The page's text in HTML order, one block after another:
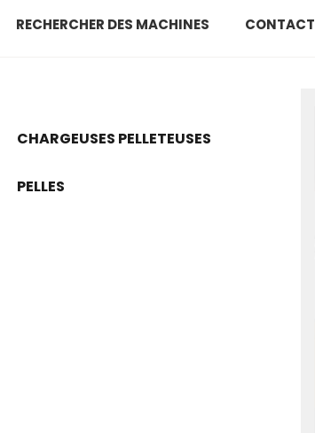
RECHERCHER DES MACHINES CONTACT
CHARGEUSES PELLETEUSES
PELLES